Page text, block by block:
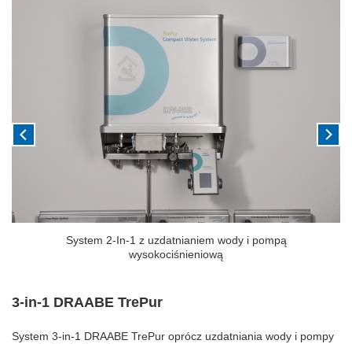
System 2-In-1 z uzdatnianiem wody i pompą
wysokociśnieniową
3-in-1 DRAABE TrePur
System 3-in-1 DRAABE TrePur oprócz uzdatniania wody i pompy